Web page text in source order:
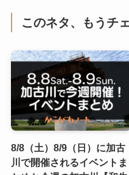
このネタ、もうチ
8/8（土）8/9（日）に加古
川で開催されるイベントま